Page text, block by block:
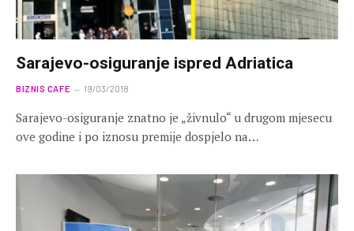
Sarajevo-osiguranje ispred Adriatica
BIZNIS CAFE 19/03/2018
Sarajevo-osiguranje znatno je „živnulo“ u drugom mjesecu
ove godine i po iznosu premije dospjelo na…